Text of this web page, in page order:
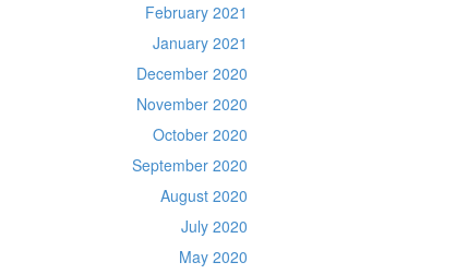
February 2021
January 2021
December 2020
November 2020
October 2020
September 2020
August 2020
July 2020
May 2020